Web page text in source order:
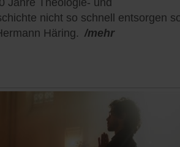
Jahre Theologie- und
nicht so schnell entsorgen
Häring. /mehr